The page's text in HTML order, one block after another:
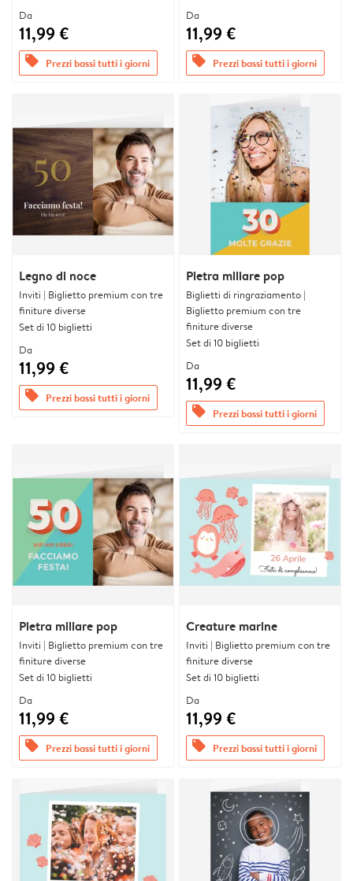
Da
11,99 €
offers Prezzi bassi tutti i giorni
Da
11,99 €
offers Prezzi bassi tutti i giorni
Legno di noce
Inviti | Biglietto premium con tre
finiture diverse
Set di 10 biglietti
Da
11,99 €
offers Prezzi bassi tutti i giorni
Pietra miliare pop
Biglietti di ringraziamento |
Biglietto premium con tre
finiture diverse
Set di 10 biglietti
Da
11,99 €
offers Prezzi bassi tutti i giorni
Pietra miliare pop
Inviti | Biglietto premium con tre
finiture diverse
Set di 10 biglietti
Da
11,99 €
offers Prezzi bassi tutti i giorni
Creature marine
Inviti | Biglietto premium con tre
finiture diverse
Set di 10 biglietti
Da
11,99 €
offers Prezzi bassi tutti i giorni